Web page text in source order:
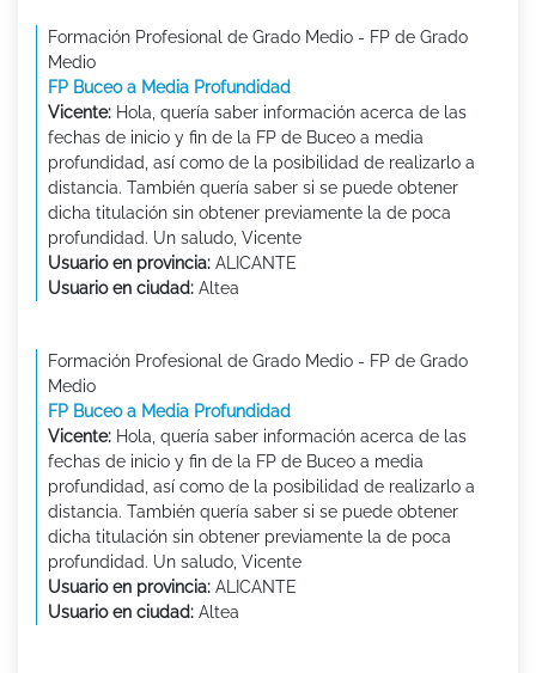
Formación Profesional de Grado Medio - FP de Grado
Medio
FP Buceo a Media Profundidad
Vicente: Hola, quería saber información acerca de las
fechas de inicio y fin de la FP de Buceo a media
profundidad, así como de la posibilidad de realizarlo a
distancia. También quería saber si se puede obtener
dicha titulación sin obtener previamente la de poca
profundidad. Un saludo, Vicente
Usuario en provincia: ALICANTE
Usuario en ciudad: Altea
Formación Profesional de Grado Medio - FP de Grado
Medio
FP Buceo a Media Profundidad
Vicente: Hola, quería saber información acerca de las
fechas de inicio y fin de la FP de Buceo a media
profundidad, así como de la posibilidad de realizarlo a
distancia. También quería saber si se puede obtener
dicha titulación sin obtener previamente la de poca
profundidad. Un saludo, Vicente
Usuario en provincia: ALICANTE
Usuario en ciudad: Altea